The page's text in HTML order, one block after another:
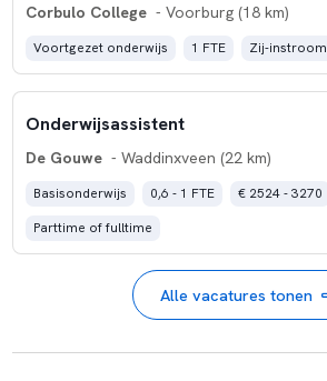
Corbulo College - Voorburg (18 km)
Voortgezet onderwijs 1 FTE Zij-instroom
Onderwijsassistent
De Gouwe - Waddinxveen (22 km)
Basisonderwijs 0,6 - 1 FTE
€ 2524 - 3270
Parttime of fulltime
Alle vacatures tonen